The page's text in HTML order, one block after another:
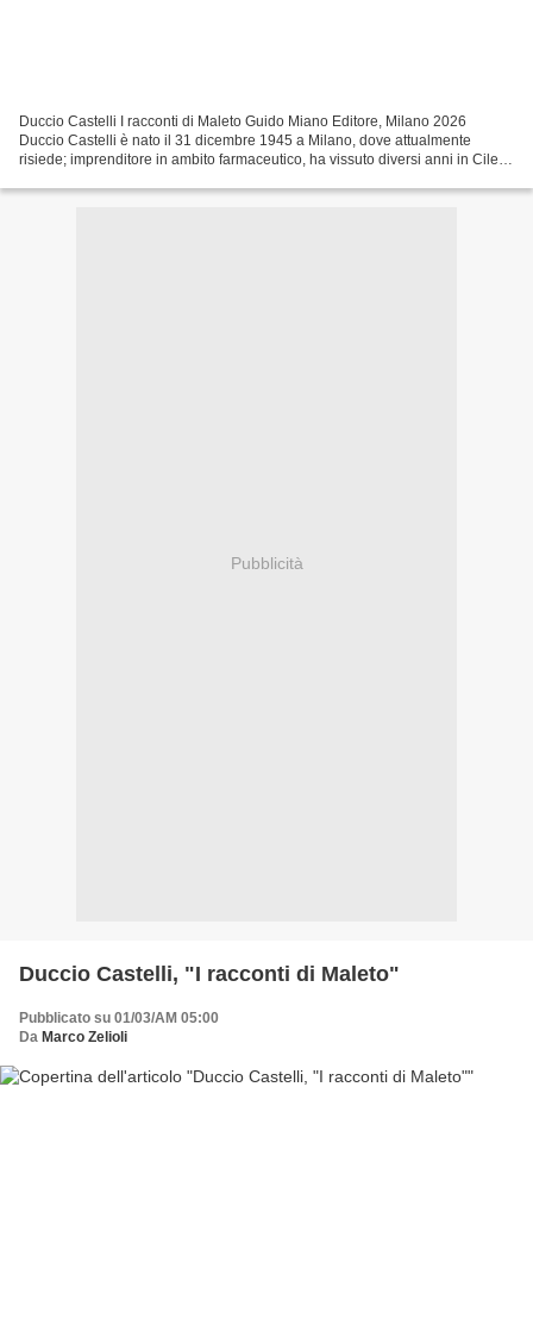
Duccio Castelli I racconti di Maleto Guido Miano Editore, Milano 2026
Duccio Castelli è nato il 31 dicembre 1945 a Milano, dove attualmente
risiede; imprenditore in ambito farmaceutico, ha vissuto diversi anni in Cile
Pubblicità
Duccio Castelli, "I racconti di Maleto"
Pubblicato su 01/03/AM 05:00
Da Marco Zelioli